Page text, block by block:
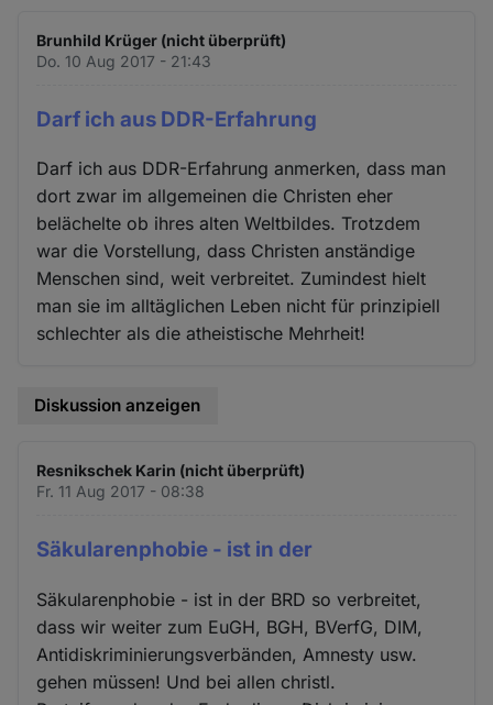
Brunhild Krüger (nicht überprüft)
Do. 10 Aug 2017 - 21:43
Darf ich aus DDR-Erfahrung
Darf ich aus DDR-Erfahrung anmerken, dass man
dort zwar im allgemeinen die Christen eher
belächelte ob ihres alten Weltbildes. Trotzdem
war die Vorstellung, dass Christen anständige
Menschen sind, weit verbreitet. Zumindest hielt
man sie im alltäglichen Leben nicht für prinzipiell
schlechter als die atheistische Mehrheit!
Diskussion anzeigen
Resnikschek Karin (nicht überprüft)
Fr. 11 Aug 2017 - 08:38
Säkularenphobie - ist in der
Säkularenphobie - ist in der BRD so verbreitet,
dass wir weiter zum EuGH, BGH, BVerfG, DIM,
Antidiskriminierungsverbänden, Amnesty usw.
gehen müssen! Und bei allen christl.